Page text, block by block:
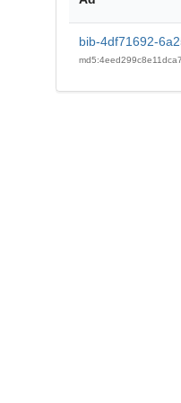
bib-4df71692-